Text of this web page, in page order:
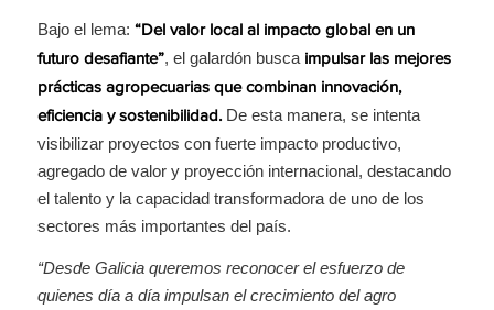
Bajo el lema: “Del valor local al impacto global en un
futuro desafiante”, el galardón busca impulsar las mejores
prácticas agropecuarias que combinan innovación,
eficiencia y sostenibilidad.De esta manera, se intenta
visibilizar proyectos con fuerte impacto productivo,
agregado de valor y proyección internacional, destacando
el talento y la capacidad transformadora de uno de los
sectores más importantes del país.
“Desde Galicia queremos reconocer el esfuerzo de
quienes día a día impulsan el crecimiento del agro